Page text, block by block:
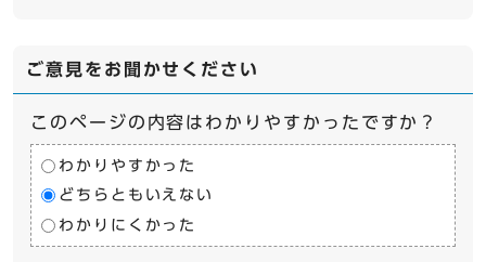
ご意見をお聞かせください
このページの内容はわかりやすかったですか？
わかりやすかった
どちらともいえない
わかりにくかった